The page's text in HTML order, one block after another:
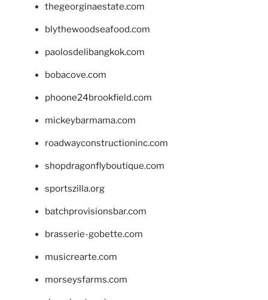
thegeorginaestate.com
blythewoodseafood.com
paolosdelibangkok.com
bobacove.com
phoone24brookfield.com
mickeybarmama.com
roadwayconstructioninc.com
shopdragonflyboutique.com
sportszilla.org
batchprovisionsbar.com
brasserie-gobette.com
musicrearte.com
morseysfarms.com